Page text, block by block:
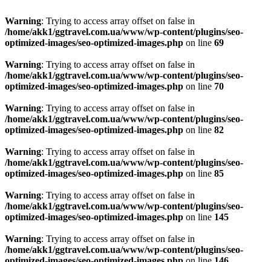
Warning: Trying to access array offset on false in
/home/akk1/ggtravel.com.ua/www/wp-content/plugins/seo-
optimized-images/seo-optimized-images.php on line 69
Warning: Trying to access array offset on false in
/home/akk1/ggtravel.com.ua/www/wp-content/plugins/seo-
optimized-images/seo-optimized-images.php on line 70
Warning: Trying to access array offset on false in
/home/akk1/ggtravel.com.ua/www/wp-content/plugins/seo-
optimized-images/seo-optimized-images.php on line 82
Warning: Trying to access array offset on false in
/home/akk1/ggtravel.com.ua/www/wp-content/plugins/seo-
optimized-images/seo-optimized-images.php on line 85
Warning: Trying to access array offset on false in
/home/akk1/ggtravel.com.ua/www/wp-content/plugins/seo-
optimized-images/seo-optimized-images.php on line 145
Warning: Trying to access array offset on false in
/home/akk1/ggtravel.com.ua/www/wp-content/plugins/seo-